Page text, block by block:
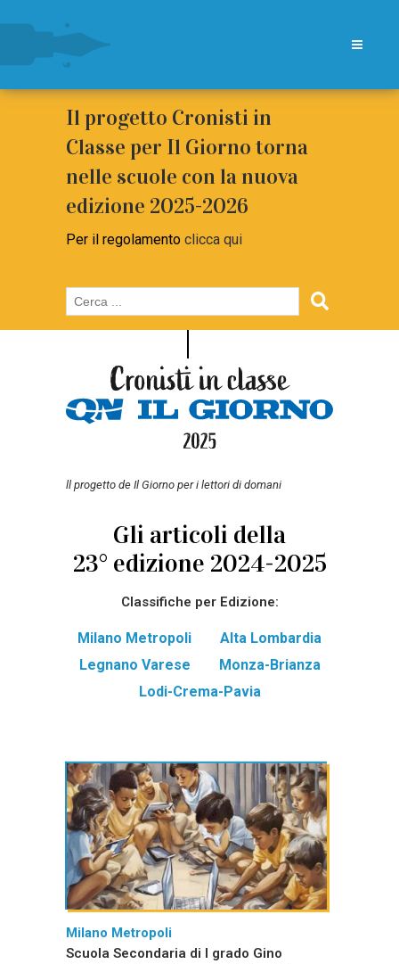
Il progetto Cronisti in
Classe per Il Giorno torna
nelle scuole con la nuova
edizione 2025-2026
Per il regolamento clicca qui
ll progetto de Il Giorno per i lettori di domani
Gli articoli della
23° edizione 2024-2025
Classifiche per Edizione:
Milano Metropoli
Alta Lombardia
Legnano Varese
Monza-Brianza
Lodi-Crema-Pavia
Milano Metropoli
Scuola Secondaria di I grado Gino